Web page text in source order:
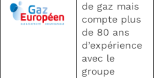
de gaz mais
compte plus
de 80 ans
d’expérience
avec le
groupe